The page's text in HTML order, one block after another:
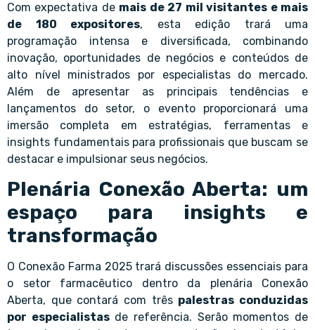
Com expectativa de mais de 27 mil visitantes e mais
de 180 expositores, esta edição trará uma
programação intensa e diversificada, combinando
inovação, oportunidades de negócios e conteúdos de
alto nível ministrados por especialistas do mercado.
Além de apresentar as principais tendências e
lançamentos do setor, o evento proporcionará uma
imersão completa em estratégias, ferramentas e
insights fundamentais para profissionais que buscam se
destacar e impulsionar seus negócios.
Plenária Conexão Aberta: um
espaço para insights e
transformação
O Conexão Farma 2025 trará discussões essenciais para
o setor farmacêutico dentro da plenária Conexão
Aberta, que contará com três palestras conduzidas
por especialistasde referência. Serão momentos de